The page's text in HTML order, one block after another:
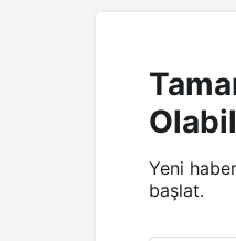
Yeni
başlat.